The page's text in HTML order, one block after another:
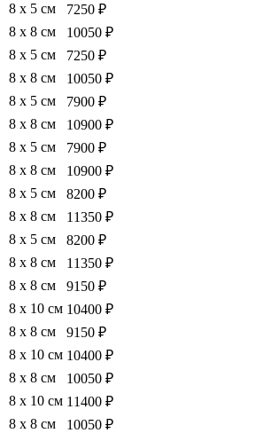
8 х 5 см
7250 ₽
8 х 8 см
10050 ₽
8 х 5 см
7250 ₽
8 х 8 см
10050 ₽
8 х 5 см
7900 ₽
8 х 8 см
10900 ₽
8 х 5 см
7900 ₽
8 х 8 см
10900 ₽
8 х 5 см
8200 ₽
8 х 8 см
11350 ₽
8 х 5 см
8200 ₽
8 х 8 см
11350 ₽
8 х 8 см
9150 ₽
8 х 10 см 10400 ₽
8 х 8 см
9150 ₽
8 х 10 см 10400 ₽
8 х 8 см
10050 ₽
8 х 10 см 11400 ₽
8 х 8 см
10050 ₽